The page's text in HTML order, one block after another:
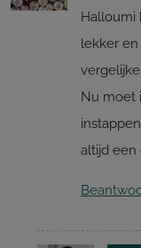
Halloumi
lekker
Nu moet
altijd een